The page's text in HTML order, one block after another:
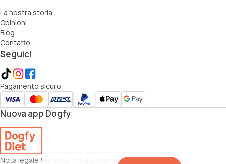
La nostra storia
Opinioni
Blog
Contatto
Seguici
Pagamento sicuro
Nuova app Dogfy
Nota legaleTermini e condizioni Informativa sui cookie